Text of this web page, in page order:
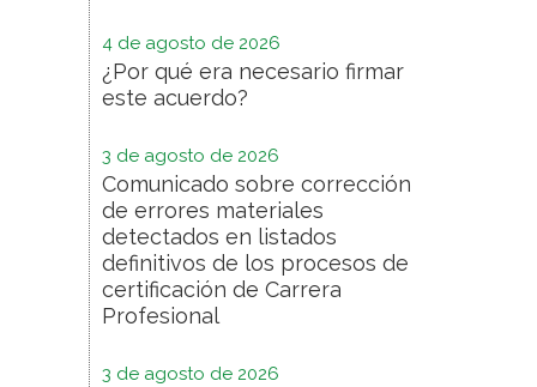
4 de agosto de 2026
¿Por qué era necesario firmar
este acuerdo?
3 de agosto de 2026
Comunicado sobre corrección
de errores materiales
detectados en listados
definitivos de los procesos de
certificación de Carrera
Profesional
3 de agosto de 2026